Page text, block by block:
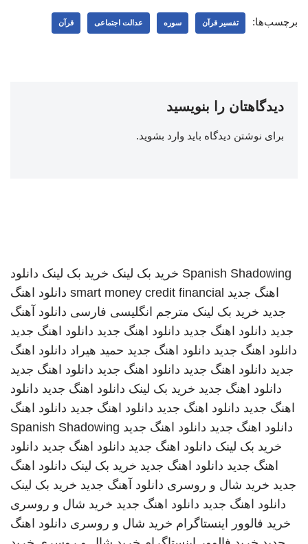
برچسب‌ها: تفسیر قرآن سوره عدالت اجتماعی قرآن
دیدگاهتان را بنویسید
برای نوشتن دیدگاه باید وارد بشوید.
Spanish Shadowing خرید بک لینک خرید بک لینک دانلود
اهنگ جدید smart money credit financial دانلود اهنگ
جدید خرید بک لینک مترجم انگلیسی فارسی دانلود آهنگ
جدید دانلود اهنگ جدید دانلود اهنگ جدید دانلود اهنگ جدید
دانلود اهنگ جدید دانلود اهنگ جدید حمید هیراد دانلود اهنگ
جدید دانلود اهنگ جدید دانلود اهنگ جدید دانلود اهنگ جدید
دانلود اهنگ جدید خرید بک لینک دانلود اهنگ جدید دانلود
اهنگ جدید دانلود اهنگ جدید دانلود اهنگ جدید دانلود اهنگ
دانلود اهنگ جدید دانلود اهنگ جدید Spanish Shadowing
خرید بک لینک دانلود اهنگ جدید دانلود اهنگ جدید دانلود
اهنگ جدید دانلود اهنگ جدید خرید بک لینک دانلود اهنگ
جدید خرید شال و روسری دانلود آهنگ جدید خرید بک لینک
دانلود اهنگ جدید دانلود اهنگ جدید خرید شال و روسری
خرید فالوور اینستاگرام خرید شال و روسری دانلود اهنگ